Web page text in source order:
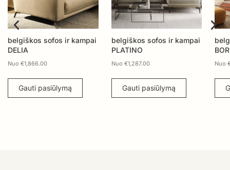
belgiškos sofos ir kampai
Nuo €
Gauti pasiūlymą
belgiškos sofos ir kampai
BORRA
Nuo €
Gauti pasiūlymą